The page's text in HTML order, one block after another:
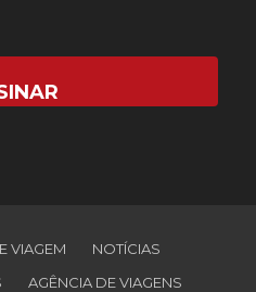
VIAGEM
NOTÍCIAS
AGÊNCIA DE VIAGENS